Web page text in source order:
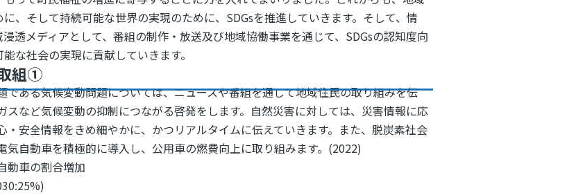
、そして持続可能な世界の実現のために、SDGsを推進していきます。そして、情
透メディアとして、番組の制作・放送及び地域協働事業を通じて、SDGsの認知度向
な社会の実現に貢献していきます。
組①
である気候変動問題については、ニュースや番組を通して地域住民の取り組みを伝
スなど気候変動の抑制につながる啓発をします。自然災害に対しては、災害情報に応
・安全情報をきめ細やかに、かつリアルタイムに伝えていきます。また、脱炭素社会
気自動車を積極的に導入し、公用車の燃費向上に取り組みます。(2022)
動車の割合増加